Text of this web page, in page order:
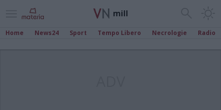
mill
Home News24 Sport Tempo Libero Necrologie Radio